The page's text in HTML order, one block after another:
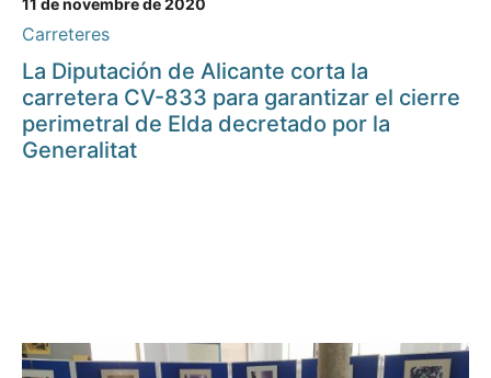
11 de novembre de 2020
Carreteres
La Diputación de Alicante corta la
carretera CV-833 para garantizar el cierre
perimetral de Elda decretado por la
Generalitat